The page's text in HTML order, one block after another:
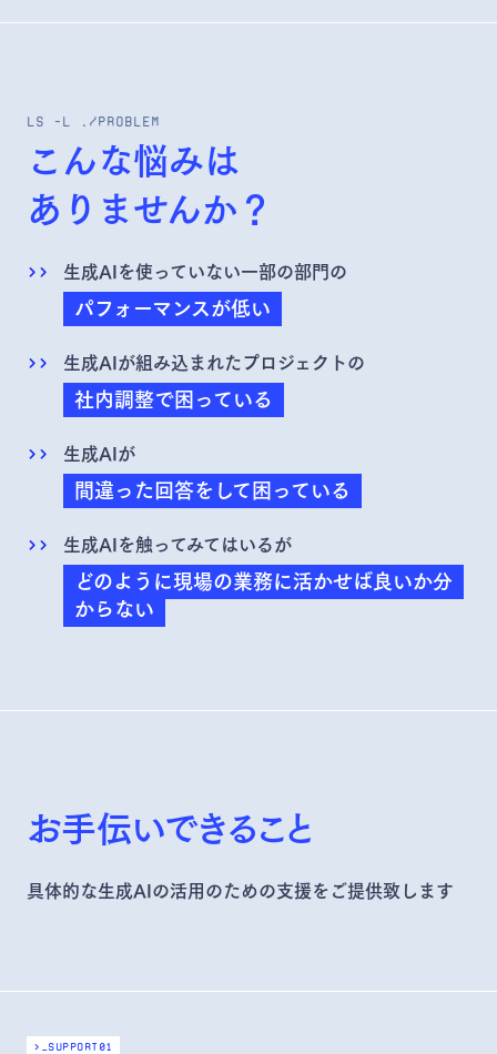
LS -L ./PROBLEM
こんな悩みは
ありませんか？
生成AIを使っていない一部の部門の
パフォーマンスが低い
生成AIが組み込まれたプロジェクトの
社内調整で困っている
生成AIが
間違った回答をして困っている
生成AIを触ってみてはいるが
どのように現場の業務に活かせば良いか分
からない
お手伝いできること
具体的な生成AIの活用のための支援をご提供致します
>_support01